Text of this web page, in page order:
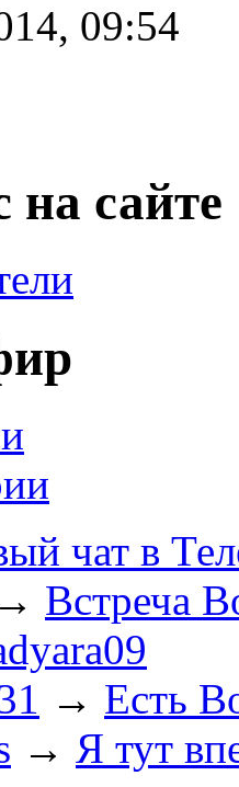
09:54
на сайте
чат в
→ Встреча
→ Есть
→ Я тут